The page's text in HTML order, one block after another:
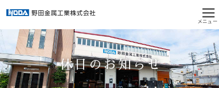
休日のお知らせ